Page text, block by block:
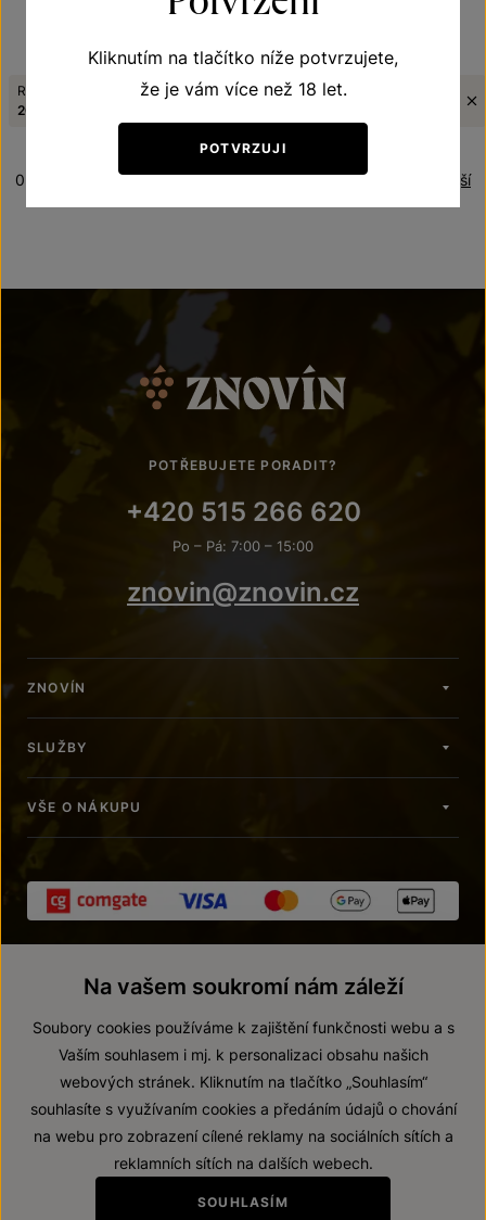
Ročník:
2023
Jakostní stupeň:
Tematická řada:
Nejlevnější
Řazení:
0 produktů
POTŘEBUJETE PORADIT?
+420 515 266 620
Po – Pá: 7:00 – 15:00
znovin@znovin.cz
ZNOVÍN
SLUŽBY
VŠE O NÁKUPU
© 2026 ZNOVÍN ZNOJMO, a. s.
Prohlášení o přístupnosti
Kliknutím na tlačítko níže potvrzujete,
že je vám více než 18 let.
POTVRZUJI
Na vašem soukromí nám záleží
Soubory cookies používáme k zajištění funkčnosti webu a s
Vaším souhlasem i mj. k personalizaci obsahu našich
webových stránek. Kliknutím na tlačítko „Souhlasím“
souhlasíte s využívaním cookies a předáním údajů o chování
na webu pro zobrazení cílené reklamy na sociálních sítích a
reklamních sítích na dalších webech.
SOUHLASÍM